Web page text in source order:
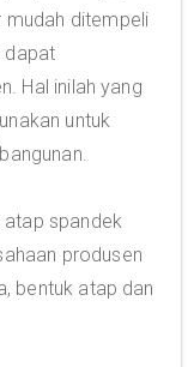
mudah ditempeli
dapat
Hal inilah yang
untuk
atap spandek
produsen
bentuk atap dan